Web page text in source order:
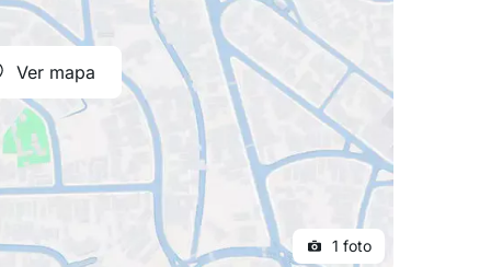
Ver mapa
1 foto